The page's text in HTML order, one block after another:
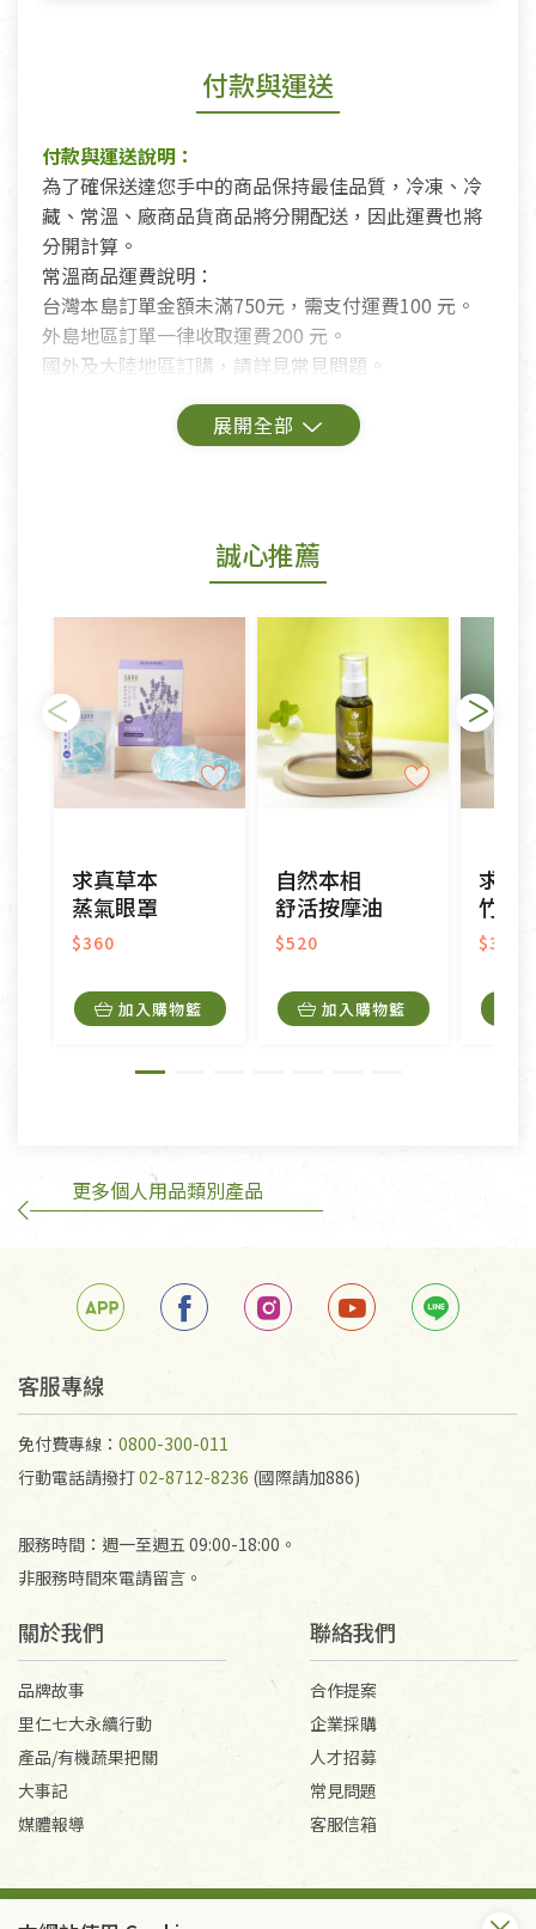
付款與運送
付款與運送說明：
為了確保送達您手中的商品保持最佳品質，冷凍、冷
藏、常溫、廠商品貨商品將分開配送，因此運費也將
分開計算。
常溫商品運費說明：
台灣本島訂單金額未滿750元，需支付運費100 元。
外島地區訂單一律收取運費200 元。
國外及大陸地區訂購，請詳見常見問題。
鑑賞期商品說明：
若您購買的商品有下列「不適用七天鑑賞期商品」情
形者，除商品瑕疵以外，恕不接受退換貨.
依消保法之規定提供該商品七天免費鑑賞期(含例假
瑕疵)，一般皆可申請退換貨。
不適用七天鑑賞期商品：
以數位或電磁紀錄形式儲存之商品、易於變質或損壞
接受原片換新。
衣飾鞋類-如T恤，如於送達後水洗或污損者。
美容保養用品、內衣褲、襪子、口罩等私人消耗性產
內衣褲、襪子、口罩個人衛生用品除商品本身有瑕疵
外,依據《通訊交易解除權合理例外情事適用準
訂購手抄稿退貨需知：
若未保持原包裝方式或未使用原箱退回，導致書籍有
任何折損、磨損、污損或凹角，將不接受退貨，也不
不接受退貨之手抄稿，為敬重法寶故，里仁網購無法
代為結緣處理等。 若需將手抄稿寄還給消費者，因而
產生的運費100元/箱將由消費者負擔。
誠心推薦
求真草本
蒸氣眼罩
$360
加入購物籃
自然本相
舒活按摩油
$520
加入購物籃
求真
竹醋
$360
更多個人用品類別產品
客服專線
免付費專線： 0800-300-011
行動電話請撥打02-8712-8236 (國際請加886)
服務時間：週一至週五 09:00-18:00。
非服務時間來電請留言。
關於我們
品牌故事
里仁七大永續行動
產品/有機蔬果把關
大事記
媒體報導
聯絡我們
合作提案
企業採購
人才招募
常見問題
客服信箱